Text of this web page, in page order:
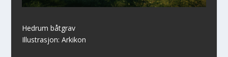
Hedrum båtgrav
Illustrasjon: Arkikon